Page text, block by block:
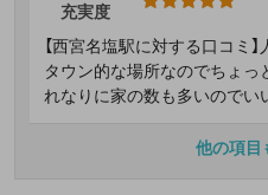
充実度
【西宮名塩駅に対する口コミ
タウン的な場所なのでちょ
れなりに家の数も多いのでい
他の項目